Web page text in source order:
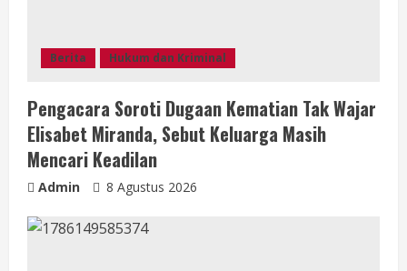
Berita Hukum dan Kriminal
Pengacara Soroti Dugaan Kematian Tak Wajar
Elisabet Miranda, Sebut Keluarga Masih
Mencari Keadilan
Admin 8 Agustus 2026